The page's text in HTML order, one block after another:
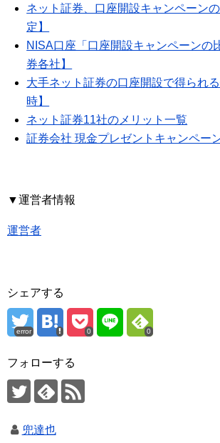
ネット証券、口座開設キャンペーン
定】
NISA口座「口座開設キャンペーンの
券各社】
大手ネット証券の口座開設で得られ
時】
ネット証券11社のメリット一覧
証券会社 現金プレゼントキャンペー
▼運営者情報
運営者
シェアする
error 0 0
フォローする
兜達也